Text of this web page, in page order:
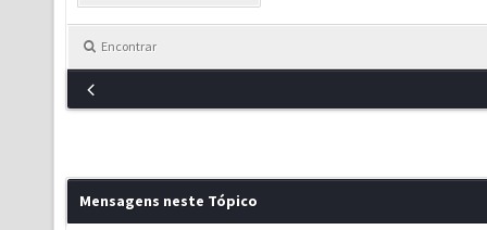
Encontrar
Mensagens neste Tópico